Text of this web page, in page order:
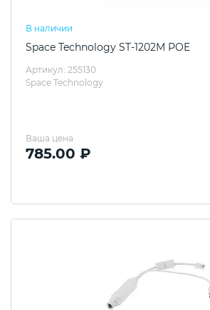
В наличии
Space Technology ST-1202M POE
Артикул: 255130
Space Technology
Ваша цена
785.00 ₽